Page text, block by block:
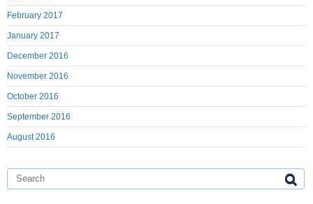
February 2017
January 2017
December 2016
November 2016
October 2016
September 2016
August 2016